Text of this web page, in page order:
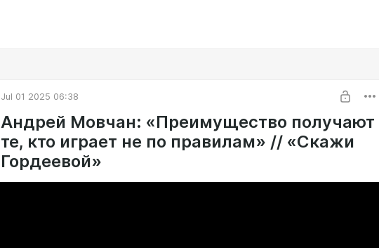
Jul 01 2025 06:38
Андрей Мовчан: «Преимущество получают
те, кто играет не по правилам» // «Скажи
Гордеевой»